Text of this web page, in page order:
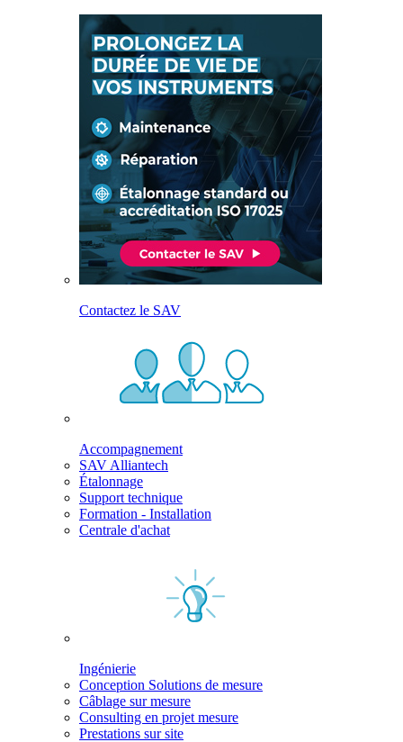
Contactez le SAV
Accompagnement
SAV Alliantech
Étalonnage
Support technique
Formation - Installation
Centrale d'achat
Ingénierie
Conception Solutions de mesure
Câblage sur mesure
Consulting en projet mesure
Prestations sur site